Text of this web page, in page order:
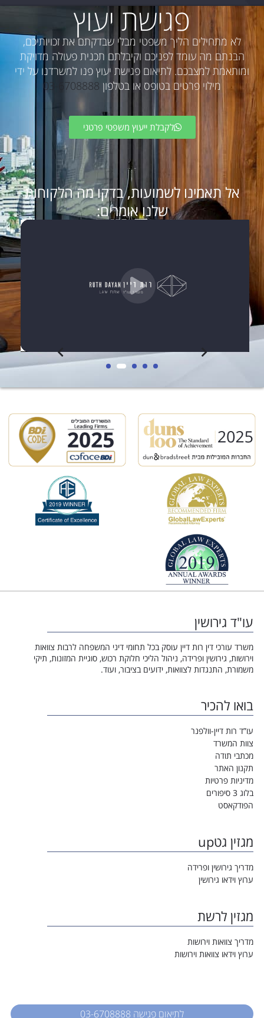
פגישת יעוץ
לא מתחילים הליך משפטי מבלי שבדקתם את זכויותיכם,
הבנתם מה עומד לפניכם וקיבלתם תכנית פעולה מדויקת
ומותאמת למצבכם. לתיאום פגישת יעוץ פנו למשרדנו על ידי
מילוי פרטים בטופס או בטלפון 03-6708888
לקבלת ייעוץ משפטי פרטני
אל תאמינו לשמועות, בדקו מה הלקוחות
שלנו אומרים:
עו"ד גירושין
משרד עורכי דין רות דיין עוסק בכל תחומי דיני המשפחה לרבות צוואות
וירושות, גירושין ופרידה, ניהול הליכי חלוקת רכוש, סוגיית המזונות, תיקי
משמורת, התנגדות לצוואות, ידועים בציבור, ועוד.
בואו להכיר
עו”ד רות דיין-וולפנר
צוות המשרד
מכתבי תודה
תקנון האתר
מדיניות פרטיות
בלוג 3 סיפורים
הפודקאסט
מגזין גטup
מדריך גירושין ופרידה
ערוץ וידאו גירושין
מגזין לרשת
מדריך צוואות וירושות
ערוץ וידאו צוואות וירושות
לתיאום פגישה 03-6708888